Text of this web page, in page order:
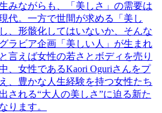
みながらも、「美しさ」の需要は
代。一方で世間が求める「美し
、形骸化してはいないか、そんな
ラビア企画「美しい人」が生まれ
言えば女性の若さとボディを売り
、女性であるKaori Oguriさんをプ
、豊かな人生経験を持つ女性たち
される“大人の美しさ”に迫る新た
ります。